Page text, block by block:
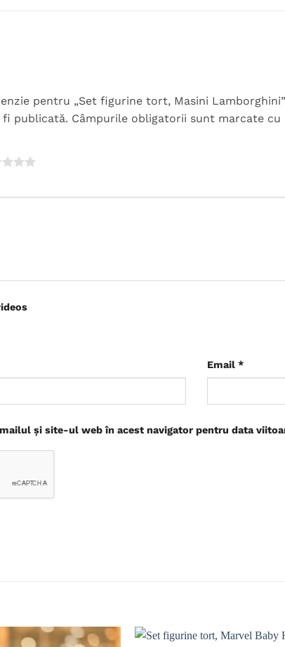
pentru „Set figurine tort, Masini
fi publicată. Câmpurile obligatorii sunt marcate cu
Email *
și site-ul web în acest navigator pentru data